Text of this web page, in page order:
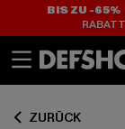
BIS ZU -65%
ZURÜCK